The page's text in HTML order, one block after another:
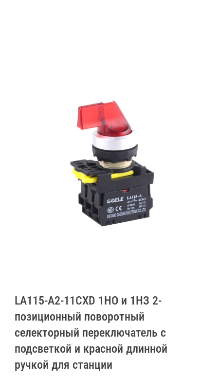
LA115-A2-11CXD 1НО и 1НЗ 2-
позиционный поворотный
селекторный переключатель с
подсветкой и красной длинной
ручкой для станции